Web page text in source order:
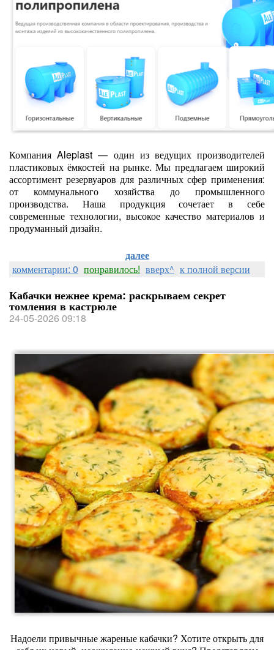
Компания Aleplast — один из ведущих производителей
пластиковых ёмкостей на рынке. Мы предлагаем широкий
ассортимент резервуаров для различных сфер применения:
от коммунального хозяйства до промышленного
производства. Наша продукция сочетает в себе
современные технологии, высокое качество материалов и
продуманный дизайн.
далее
комментарии: 0 понравилось! вверх^ к полной версии
Кабачки нежнее крема: раскрываем секрет
томления в кастрюле
24-05-2026 09:18
Надоели привычные жареные кабачки? Хотите открыть для